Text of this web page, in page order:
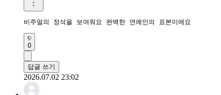
비주얼의 정석을 보여줘요 완벽한 연예인의 표본이에요
0
답글 쓰기
2026.07.02 23:02